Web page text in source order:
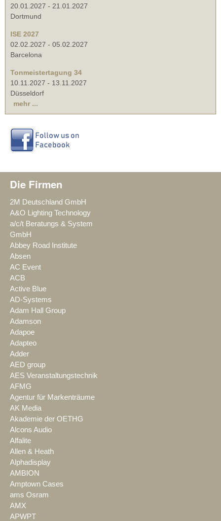
20.01.2027 - 21.01.2027
Dortmund
ISE 2027
02.02.2027 - 05.02.2027
Barcelona
Tonmeistertagung 34
10.11.2027 - 13.11.2027
Düsseldorf
mehr ...
Die Firmen
2M Deutschland GmbH
A&O Lighting Technology
a/c/t Beratungs & System
GmbH
Abbey Road Institute
Absen
AC Event
ACB
Active Blue
AD-Systems
Adam Hall Group
Adamson
Adapoe
Adapteo
Adder
AED group
AES Veranstaltungstechnik
AFMG
Agentur für Markenträume
AK Media
Akademie der OETHG
Alcons Audio
Alfalite
Allen & Heath
Alphadisplay
AMBION
Amptown Cases
ams Osram
AMX
APWPT